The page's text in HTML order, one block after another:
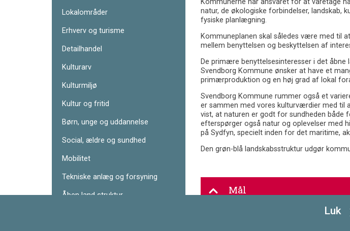
Lokalområder
Erhverv og turisme
Detailhandel
Kulturarv
Kulturmiljø
Kultur og fritid
Børn, unge og uddannelse
Social, ældre og sundhed
Mobilitet
Tekniske anlæg og forsyning
Åben land struktur
Kommunerne har ansvaret for at varetage
natur, de økologiske forbindelser, landskab,
fysiske planlægning.
Kommuneplanen skal således være med til
mellem benyttelsen og beskyttelsen af
De primære benyttelsesinteresser i det
Svendborg Kommune ønsker at have et
primærproduktion og en høj grad af lokal
Svendborg Kommune rummer også et
er sammen med vores kulturværdier med til
vist, at naturen er godt for sundheden både
efterspørger også natur og oplevelser med
på Sydfyn, specielt inden for det maritime,
Den grøn-blå landskabsstruktur udgør
Mål
Luk